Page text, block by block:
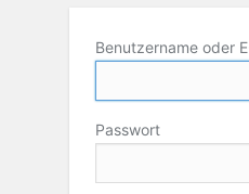
Benutzername oder
Passwort